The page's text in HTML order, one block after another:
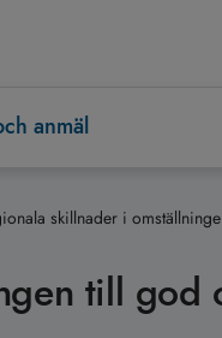
anmäl
skillnader i
till god